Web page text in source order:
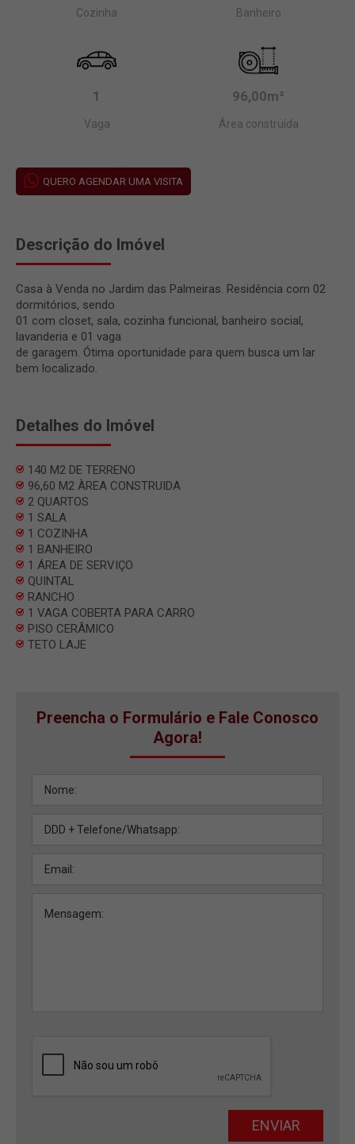
Cozinha Banheiro
1
Vaga
96,00m²
Área construída
QUERO AGENDAR UMA VISITA
Descrição do Imóvel
Casa à Venda no Jardim das Palmeiras. Residência com 02
dormitórios, sendo
01 com closet, sala, cozinha funcional, banheiro social,
lavanderia e 01 vaga
de garagem. Ótima oportunidade para quem busca um lar
bem localizado.
Detalhes do Imóvel
140 M2 DE TERRENO
96,60 M2 ÀREA CONSTRUIDA
2 QUARTOS
1 SALA
1 COZINHA
1 BANHEIRO
1 ÁREA DE SERVIÇO
QUINTAL
RANCHO
1 VAGA COBERTA PARA CARRO
PISO CERÂMICO
TETO LAJE
Preencha o Formulário e Fale Conosco
Agora!